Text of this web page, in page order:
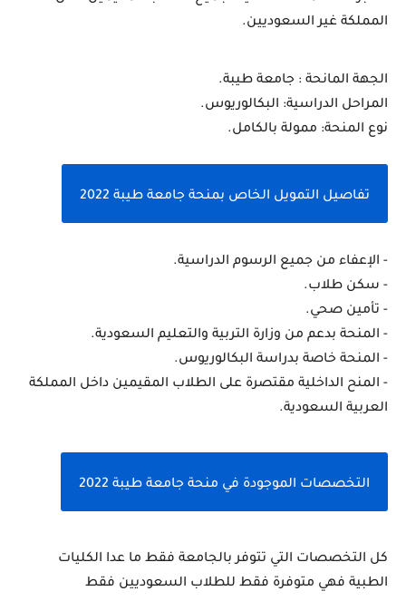
المملكة غير السعوديين.
الجهة المانحة : جامعة طيبة.
المراحل الدراسية: البكالوريوس.
نوع المنحة: ممولة بالكامل.
تفاصيل التمويل الخاص بمنحة جامعة طيبة 2022
- الإعفاء من جميع الرسوم الدراسية.
- سكن طلاب.
- تأمين صحي.
- المنحة بدعم من وزارة التربية والتعليم السعودية.
- المنحة خاصة بدراسة البكالوريوس.
العربية السعودية.
التخصصات الموجودة في منحة جامعة طيبة 2022
الطبية فهي متوفرة فقط للطلاب السعوديين فقط